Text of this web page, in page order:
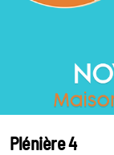
Plénière 4